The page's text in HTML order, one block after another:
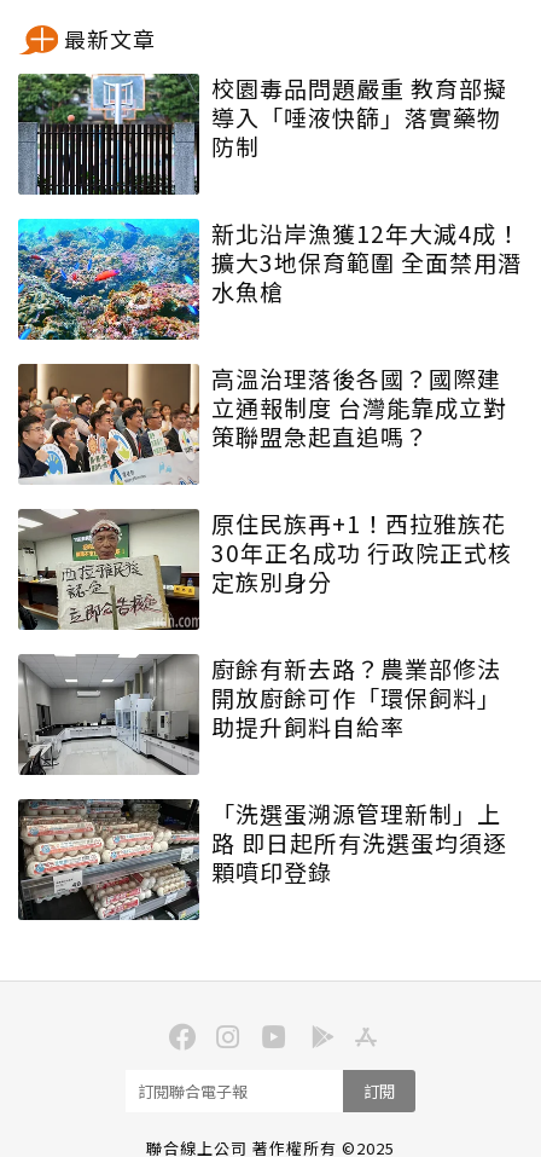
最新文章
校園毒品問題嚴重 教育部擬
導入「唾液快篩」落實藥物
防制
新北沿岸漁獲12年大減4成！
擴大3地保育範圍 全面禁用潛
水魚槍
高溫治理落後各國？國際建
立通報制度 台灣能靠成立對
策聯盟急起直追嗎？
原住民族再+1！西拉雅族花
30年正名成功 行政院正式核
定族別身分
廚餘有新去路？農業部修法
開放廚餘可作「環保飼料」
助提升飼料自給率
「洗選蛋溯源管理新制」上
路 即日起所有洗選蛋均須逐
顆噴印登錄
訂閱
聯合線上公司 著作權所有 ©2025